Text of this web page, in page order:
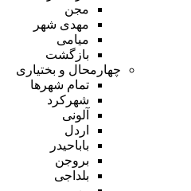
مجن
مهدی شهر
میامی
بازگشت
چهارمحال و بختیاری
تمام شهر‌ها
شهرکرد
آلونی
اردل
باباحیدر
بروجن
بلداجی